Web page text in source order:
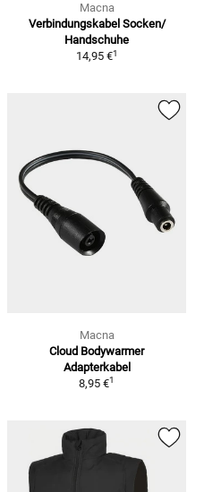
Macna
Verbindungskabel Socken/
Handschuhe
14,95 €1
Macna
Cloud Bodywarmer
Adapterkabel
8,95 €1